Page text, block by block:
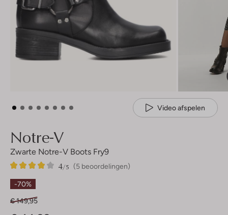
Video afspelen
Notre-V
Zwarte Notre-V Boots Fry9
(5 beoordelingen)
4/5
5
4
Sterren
-70%
€ 149,95